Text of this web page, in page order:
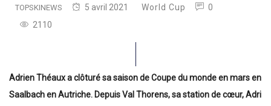
TOPSKINEWS 5 avril 2021 World Cup
0
2110
Adrien Théaux a clôturé sa saison de Coupe du monde en mars en
Saalbach en Autriche. Depuis Val Thorens, sa station de cœur, Adri